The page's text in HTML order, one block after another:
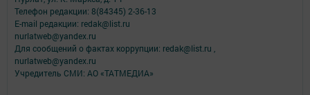
Телефон редакции: 8(84345) 2-36-13
E-mail редакции: redak@list.ru
nurlatweb@yandex.ru
Для сообщений о фактах коррупции: redak@list.ru ,
nurlatweb@yandex.ru
Учредитель СМИ: АО «ТАТМЕДИА»